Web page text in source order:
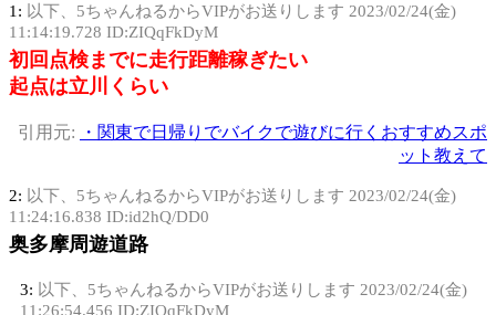
1: 以下、5ちゃんねるからVIPがお送りします 2023/02/24(金)
11:14:19.728 ID:ZIQqFkDyM
初回点検までに走行距離稼ぎたい
起点は立川くらい
引用元:
・関東で日帰りでバイクで遊びに行くおすすめスポ
ット教えて
2: 以下、5ちゃんねるからVIPがお送りします 2023/02/24(金)
11:24:16.838 ID:id2hQ/DD0
奥多摩周遊道路
3: 以下、5ちゃんねるからVIPがお送りします 2023/02/24(金)
11:26:54.456 ID:ZIQqFkDyM